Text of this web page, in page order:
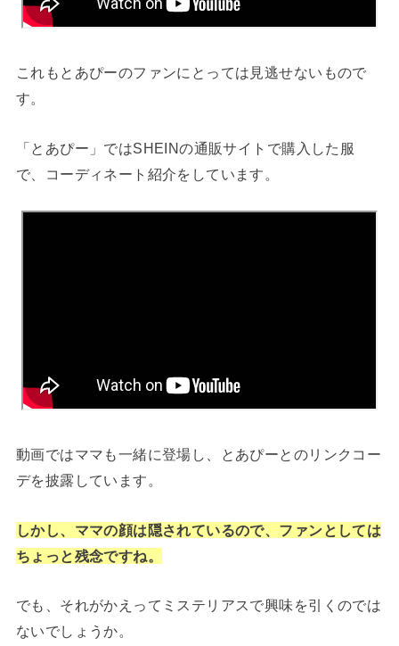
これもとあぴーのファンにとっては見逃せないもので
す。
「とあぴー」ではSHEINの通販サイトで購入した服
で、コーディネート紹介をしています。
動画ではママも一緒に登場し、とあぴーとのリンクコー
デを披露しています。
しかし、ママの顔は隠されているので、ファンとしては
ちょっと残念ですね。
でも、それがかえってミステリアスで興味を引くのでは
ないでしょうか。